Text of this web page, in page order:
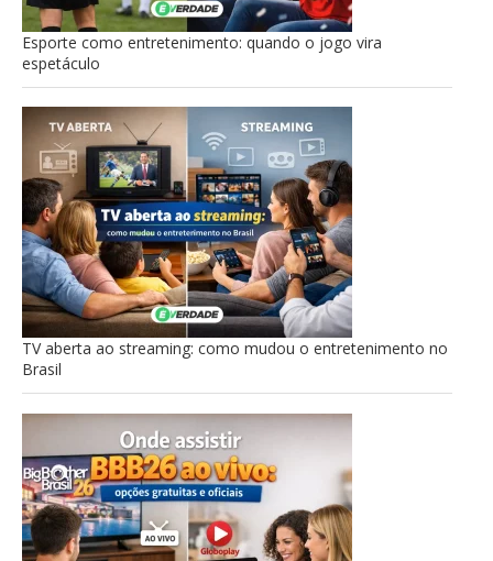
Esporte como entretenimento: quando o jogo vira
espetáculo
TV aberta ao streaming: como mudou o entretenimento no
Brasil